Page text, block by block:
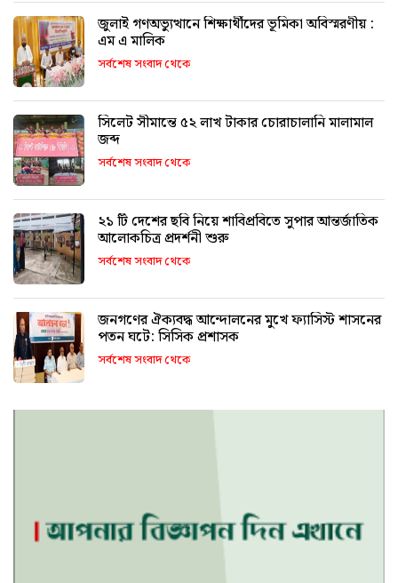
জুলাই গণঅভ্যুত্থানে শিক্ষার্থীদের ভূমিকা অবিস্মরণীয় :
এম এ মালিক
সর্বশেষ সংবাদ থেকে
সিলেট সীমান্তে ৫২ লাখ টাকার চোরাচালানি মালামাল
জব্দ
সর্বশেষ সংবাদ থেকে
২১ টি দেশের ছবি নিয়ে শাবিপ্রবিতে সুপার আন্তর্জাতিক
আলোকচিত্র প্রদর্শনী শুরু
সর্বশেষ সংবাদ থেকে
জনগণের ঐক্যবদ্ধ আন্দোলনের মুখে ফ্যাসিস্ট শাসনের
পতন ঘটে: সিসিক প্রশাসক
সর্বশেষ সংবাদ থেকে